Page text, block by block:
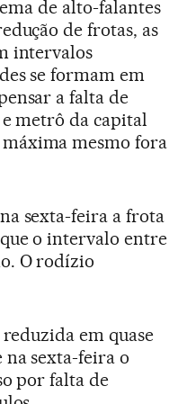
de alto-falantes
de frotas, as
intervalos
se formam em
a falta de
metrô da capital
mesmo fora
sexta-feira a frota
o intervalo entre
O rodízio
em quase
na sexta-feira o
por falta de